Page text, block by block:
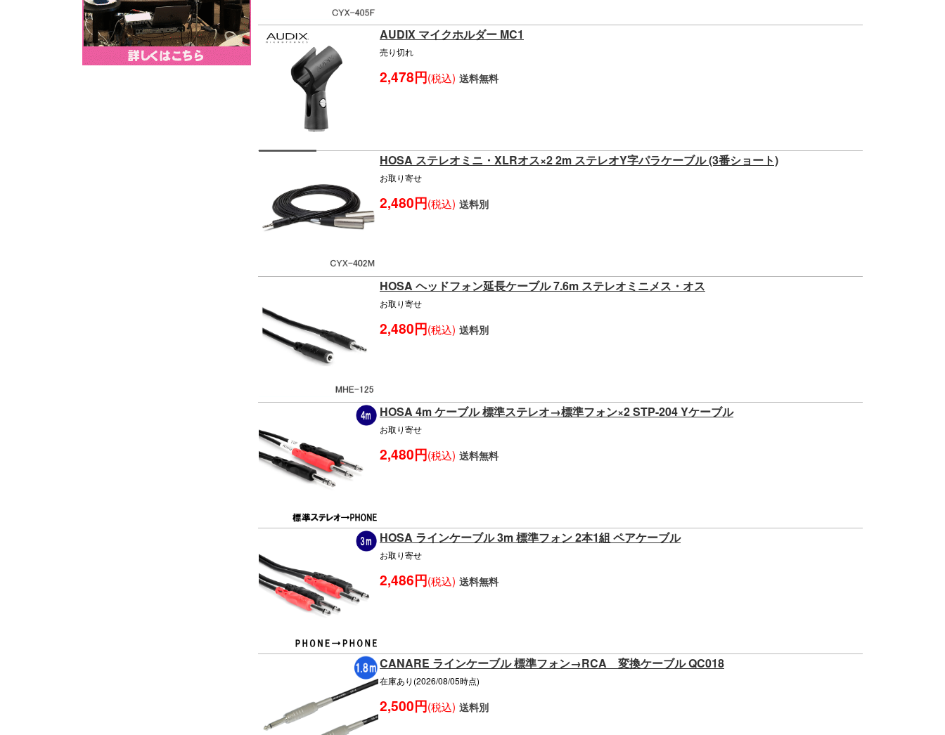
AUDIX マイクホルダー MC1
売り切れ
2,478円(税込) 送料無料
HOSA ステレオミニ・XLRオス×2 2m ステレオY字パラケーブル (3番ショート)
お取り寄せ
2,480円(税込) 送料別
HOSA ヘッドフォン延長ケーブル 7.6m ステレオミニメス・オス
お取り寄せ
2,480円(税込) 送料別
HOSA 4m ケーブル 標準ステレオ→標準フォン×2 STP-204 Yケーブル
お取り寄せ
2,480円(税込) 送料無料
HOSA ラインケーブル 3m 標準フォン 2本1組 ペアケーブル
お取り寄せ
2,486円(税込) 送料無料
CANARE ラインケーブル 標準フォン→RCA 変換ケーブル QC018
在庫あり(2026/08/05時点)
2,500円(税込) 送料別